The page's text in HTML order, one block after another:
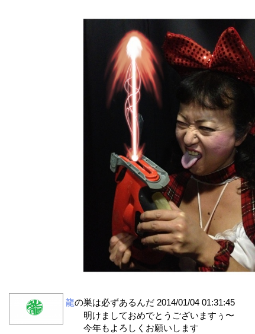
龍の巣は必ずあるんだ 2014/01/04 01:31:45
明けましておめでとうございますぅ〜
今年もよろしくお願いします